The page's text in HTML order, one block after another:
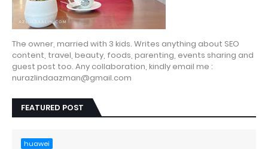
The owner, married with 3 kids. Writes anything about SEO
content, travel, beauty, foods, parenting, events sharing and
guest post too. Any collaboration, kindly email me :
nurazlindaazman@gmail.com
FEATURED POST
huawei